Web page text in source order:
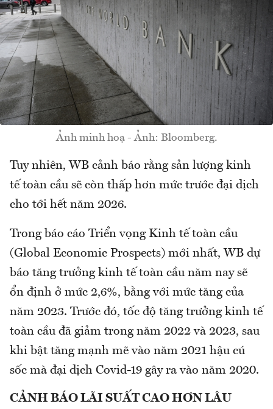
Ảnh minh hoạ - Ảnh: Bloomberg.
Tuy nhiên, WB cảnh báo rằng sản lượng kinh
tế toàn cầu sẽ còn thấp hơn mức trước đại dịch
cho tới hết năm 2026.
Trong báo cáo Triển vọng Kinh tế toàn cầu
(Global Economic Prospects) mới nhất, WB dự
báo tăng trưởng kinh tế toàn cầu năm nay sẽ
ổn định ở mức 2,6%, bằng với mức tăng của
năm 2023. Trước đó, tốc độ tăng trưởng kinh tế
toàn cầu đã giảm trong năm 2022 và 2023, sau
khi bật tăng mạnh mẽ vào năm 2021 hậu cú
sốc mà đại dịch Covid-19 gây ra vào năm 2020.
CẢNH BÁO LÃI SUẤT CAO HƠN LÂU